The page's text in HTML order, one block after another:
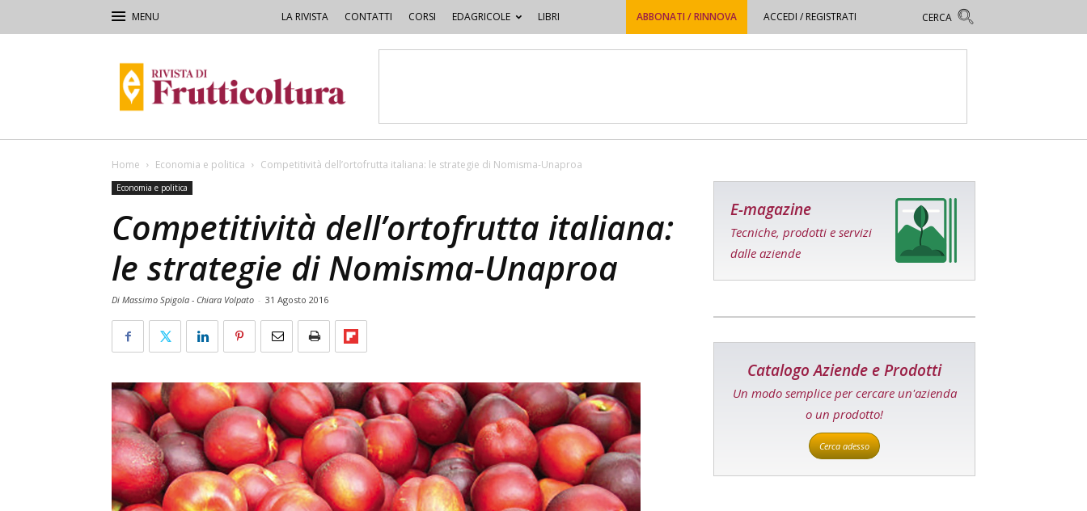
LA RIVISTA CONTATTI CORSI EDAGRICOLE LIBRI ABBONATI / RINNOVA ACCEDI / REGISTRATI
di
Frutticoltura
Home Economia e politica Competitività dell’ortofrutta italiana: le strategie di Nomisma-Unaproa
Economia e politica
Competitività dell’ortofrutta italiana:
le strategie di Nomisma-Unaproa
Di Massimo Spigola - Chiara Volpato - 31 Agosto 2016
E-magazine
Tecniche, prodotti e servizi
dalle aziende
Catalogo Aziende e Prodotti
Un modo semplice per cercare un'azienda
o un prodotto!
Cerca adesso